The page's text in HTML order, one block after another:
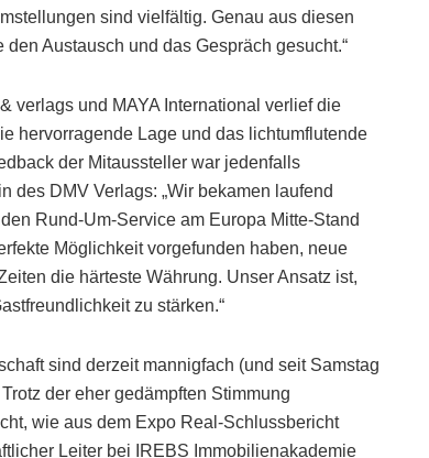
sind vielfältig. Genau aus diesen
Austausch und das Gespräch gesucht.“
verlags und MAYA International verlief die
hervorragende Lage und das lichtumflutende
der Mitaussteller war jedenfalls
des DMV Verlags: „Wir bekamen laufend
Rund-Um-Service am Europa Mitte-Stand
Möglichkeit vorgefunden haben, neue
die härteste Währung. Unser Ansatz ist,
zu stärken.“
sind derzeit mannigfach (und seit Samstag
der eher gedämpften Stimmung
wie aus dem Expo Real-Schlussbericht
Leiter bei IREBS Immobilienakademie